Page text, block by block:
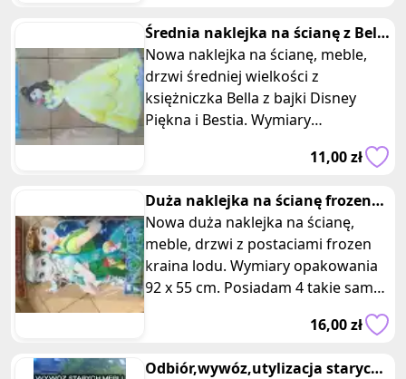
Średnia naklejka na ścianę z Bella
z Piękna i Bestia
Nowa naklejka na ścianę, meble,
drzwi średniej wielkości z
księżniczka Bella z bajki Disney
Piękna i Bestia. Wymiary
11,00 zł
Duża naklejka na ścianę frozen
kraina lodu zielona z napisem
Nowa duża naklejka na ścianę,
meble, drzwi z postaciami frozen
kraina lodu. Wymiary opakowania
92 x 55 cm. Posiadam 4 takie same
16,00 zł
Odbiór,wywóz,utylizacja starych